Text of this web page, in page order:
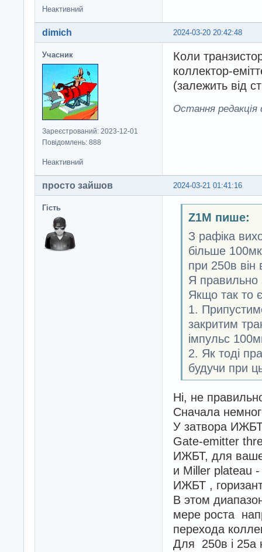
Неактивний
2024-03-20 20:42:48
dimich
Учасник
Зареєстрований: 2023-12-01
Повідомлень: 888
Коли
коллектор-
(залежить від
Остання редакція
Неактивний
2024-03-21 01:41:16
просто зайшов
Гість
Z1M пише:
З рафіка
більше
при 250в він
Я правильно
Якщо так то
1.
закритим
імпульс
2. Як тоді
будучи при
Ні, не
Сначала
У затвора
Gate-emitter
ИЖБТ, для
и Miller plateau
ИЖБТ ,
В этом
мере роста
перехода
Для 250в і 25а